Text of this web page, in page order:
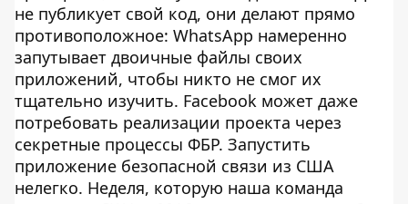
не публикует свой код, они делают прямо
противоположное: WhatsApp намеренно
запутывает двоичные файлы своих
приложений, чтобы никто не смог их
тщательно изучить. Facebook может даже
потребовать реализации проекта через
секретные процессы ФБР. Запустить
приложение безопасной связи из США
нелегко. Неделя, которую наша команда